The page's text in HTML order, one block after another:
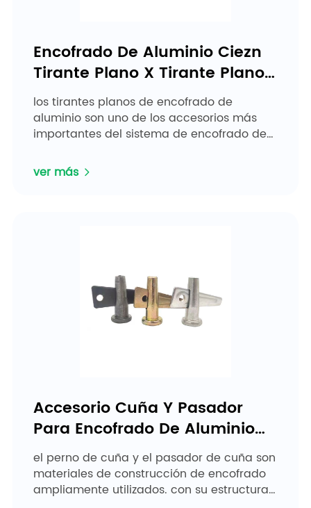
Encofrado De Aluminio Ciezn
Tirante Plano X Tirante Plano
Espaciador
los tirantes planos de encofrado de
aluminio son uno de los accesorios más
importantes del sistema de encofrado de
garantizar el espesor de la pared. ...
ver más
Accesorio Cuña Y Pasador
Para Encofrado De Aluminio
Ciezn
el perno de cuña y el pasador de cuña son
materiales de construcción de encofrado
ampliamente utilizados. con su estructura